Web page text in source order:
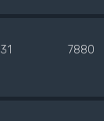
31 7880